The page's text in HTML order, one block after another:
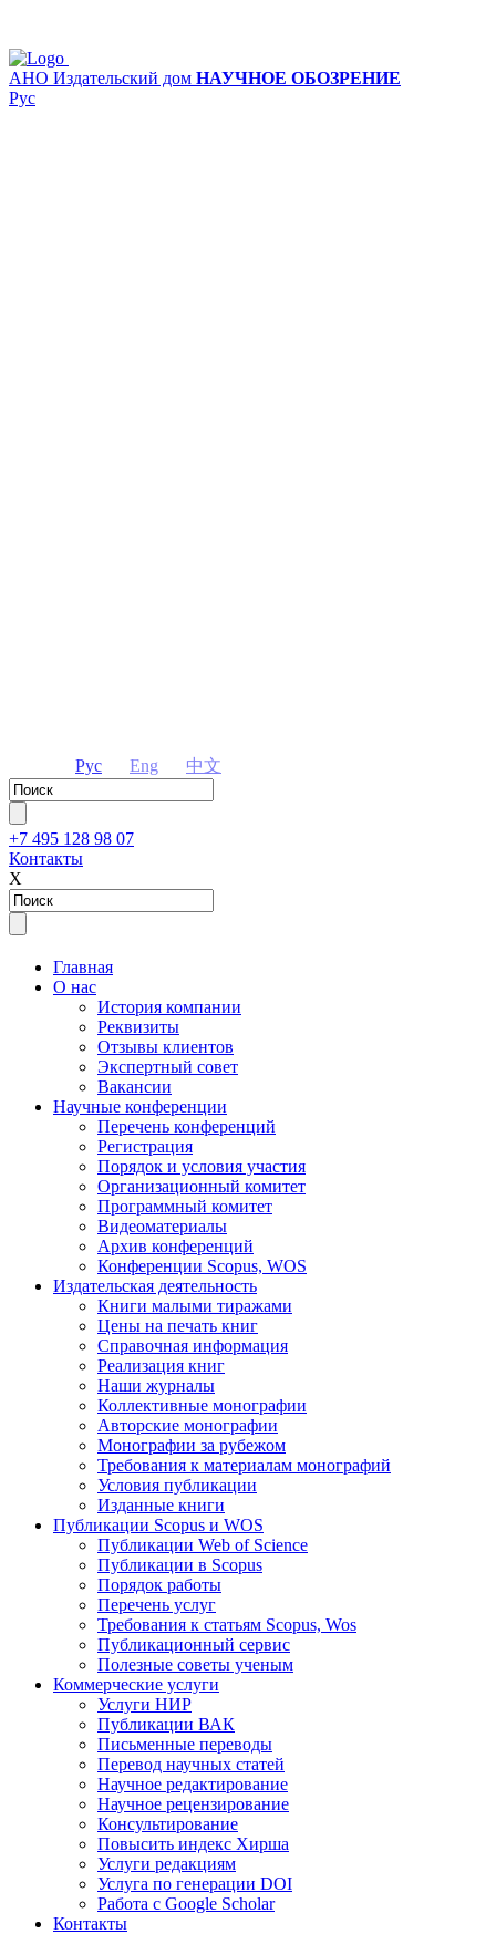
АНО Издательский дом НАУЧНОЕ ОБОЗРЕНИЕ
Рус
Рус Eng 中文
+7 495 128 98 07
Контакты
Х
Главная
О нас
История компании
Реквизиты
Отзывы клиентов
Экспертный совет
Вакансии
Научные конференции
Перечень конференций
Регистрация
Порядок и условия участия
Организационный комитет
Программный комитет
Видеоматериалы
Архив конференций
Конференции Scopus, WOS
Издательская деятельность
Книги малыми тиражами
Цены на печать книг
Справочная информация
Реализация книг
Наши журналы
Коллективные монографии
Авторские монографии
Монографии за рубежом
Требования к материалам монографий
Условия публикации
Изданные книги
Публикации Scopus и WOS
Публикации Web of Science
Публикации в Scopus
Порядок работы
Перечень услуг
Требования к статьям Scopus, Wos
Публикационный сервис
Полезные советы ученым
Коммерческие услуги
Услуги НИР
Публикации ВАК
Письменные переводы
Перевод научных статей
Научное редактирование
Научное рецензирование
Консультирование
Повысить индекс Хирша
Услуги редакциям
Услуга по генерации DOI
Работа с Google Scholar
Контакты